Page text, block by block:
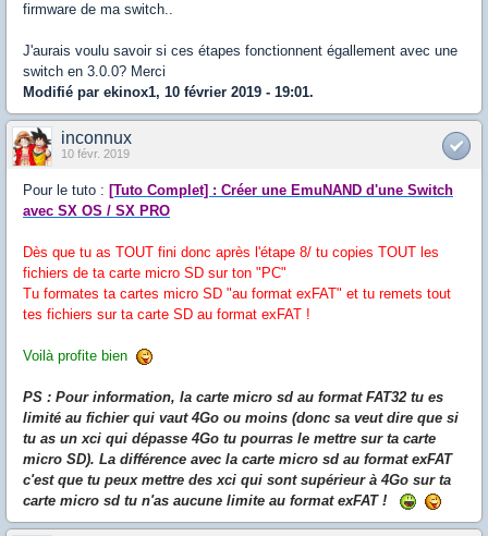
firmware de ma switch..
J'aurais voulu savoir si ces étapes fonctionnent égallement avec une
switch en 3.0.0? Merci
Modifié par ekinox1, 10 février 2019 - 19:01.
inconnux
10 févr. 2019
Pour le tuto : [Tuto Complet] : Créer une EmuNAND d'une Switch
avec SX OS / SX PRO
Dès que tu as TOUT fini donc après l'étape 8/ tu copies TOUT les
fichiers de ta carte micro SD sur ton "PC"
Tu formates ta cartes micro SD "au format exFAT" et tu remets tout
tes fichiers sur ta carte SD au format exFAT !
Voilà profite bien
PS : Pour information, la carte micro sd au format FAT32 tu es
limité au fichier qui vaut 4Go ou moins (donc sa veut dire que si
tu as un xci qui dépasse 4Go tu pourras le mettre sur ta carte
micro SD). La différence avec la carte micro sd au format exFAT
c'est que tu peux mettre des xci qui sont supérieur à 4Go sur ta
carte micro sd tu n'as aucune limite au format exFAT !